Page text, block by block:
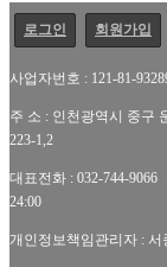
로그인 회원가입
사업자번호 : 121-81-
주 소 : 인천광역시 중구
223-1,2
대표전화 : 032-744-9066
24:00
개인정보책임관리자 : 서